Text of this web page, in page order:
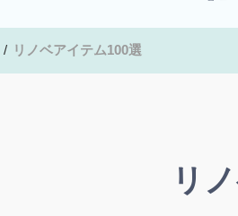
リノベアイテム100選
リ